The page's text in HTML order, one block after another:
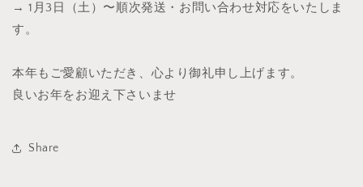
→ 1月3日（土）〜順次発送・お問い合わせ対応をいたしま
す。
本年もご愛顧いただき、心より御礼申し上げます。
良いお年をお迎え下さいませ
Share